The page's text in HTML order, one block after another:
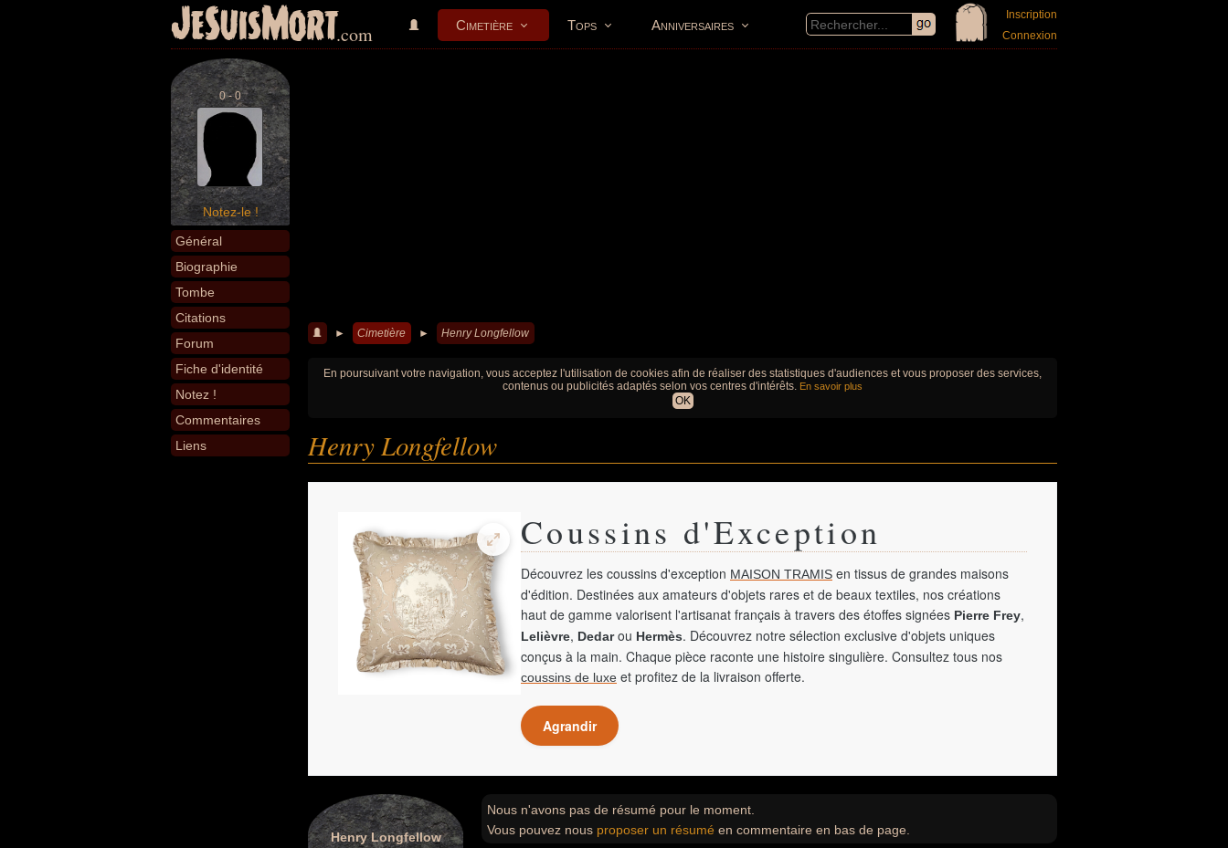
JeSuisMort.com Cimetière Tops Anniversaires
Inscription
Connexion
0 - 0
Notez-le !
Général
Biographie
Tombe
Citations
Forum
Fiche d'identité
Notez !
Commentaires
Liens
► Cimetière ► Henry Longfellow
En poursuivant votre navigation, vous acceptez l'utilisation de cookies afin de réaliser des statistiques d'audiences et vous proposer des services,
contenus ou publicités adaptés selon vos centres d'intérêts. En savoir plus
OK
Henry Longfellow
Coussins d'Exception
Découvrez les coussins d'exception MAISON TRAMIS en tissus de grandes maisons
d'édition. Destinées aux amateurs d'objets rares et de beaux textiles, nos créations
haut de gamme valorisent l'artisanat français à travers des étoffes signées Pierre Frey,
Lelièvre, Dedarou Hermès. Découvrez notre sélection exclusive d'objets uniques
conçus à la main. Chaque pièce raconte une histoire singulière. Consultez tous nos
coussins de luxe et profitez de la livraison offerte.
Agrandir
Henry Longfellow
Nous n'avons pas de résumé pour le moment.
Vous pouvez nous proposer un résumé en commentaire en bas de page.